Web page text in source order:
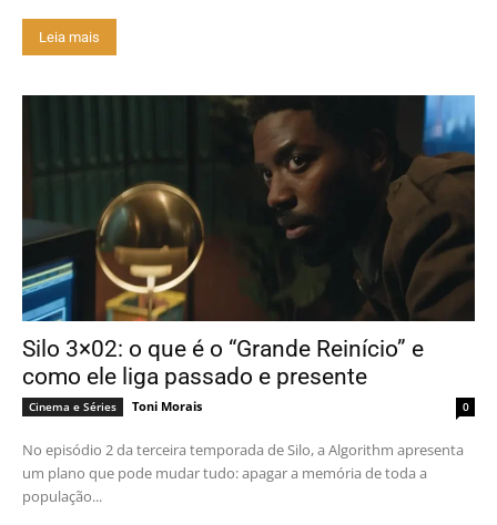
Leia mais
Silo 3×02: o que é o “Grande Reinício” e
como ele liga passado e presente
Cinema e Séries Toni Morais 0
No episódio 2 da terceira temporada de Silo, a Algorithm apresenta
um plano que pode mudar tudo: apagar a memória de toda a
população...